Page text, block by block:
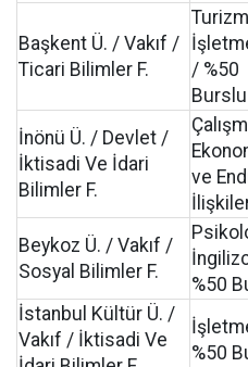
Başkent Ü. / Vakıf /
Ticari Bilimler F.
Turizm
/ %50
Burslu
İnönü Ü. / Devlet /
İktisadi Ve İdari
Bilimler F.
ve
Beykoz Ü. / Vakıf /
Sosyal Bilimler F.
%50
İstanbul Kültür Ü. /
Vakıf / İktisadi Ve
%50